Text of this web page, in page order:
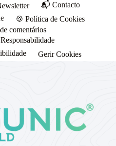
📬 Contacto
🍪 Política de Cookies
comentários
Gerir Cookies